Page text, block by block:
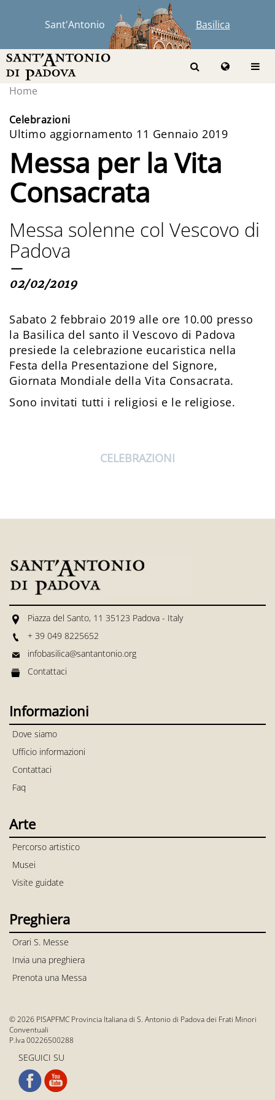
Sant'Antonio Basilica
Home
Celebrazioni
Ultimo aggiornamento 11 Gennaio 2019
Messa per la Vita
Consacrata
Messa solenne col Vescovo di
Padova
—
02/02/2019
Sabato 2 febbraio 2019 alle ore 10.00 presso
la Basilica del santo il Vescovo di Padova
presiede la celebrazione eucaristica nella
Festa della Presentazione del Signore,
Giornata Mondiale della Vita Consacrata.
Sono invitati tutti i religiosi e le religiose.
CELEBRAZIONI
Piazza del Santo, 11 35123 Padova - Italy
+ 39 049 8225652
infobasilica@santantonio.org
Contattaci
Informazioni
Dove siamo
Ufficio informazioni
Contattaci
Faq
Arte
Percorso artistico
Musei
Visite guidate
Preghiera
Orari S. Messe
Invia una preghiera
Prenota una Messa
© 2026 PISAPFMC Provincia Italiana di S. Antonio di Padova dei Frati Minori
Conventuali
P.Iva 00226500288
SEGUICI SU